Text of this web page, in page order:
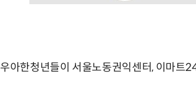
우아한청년들이 서울노동권익센터, 이마트